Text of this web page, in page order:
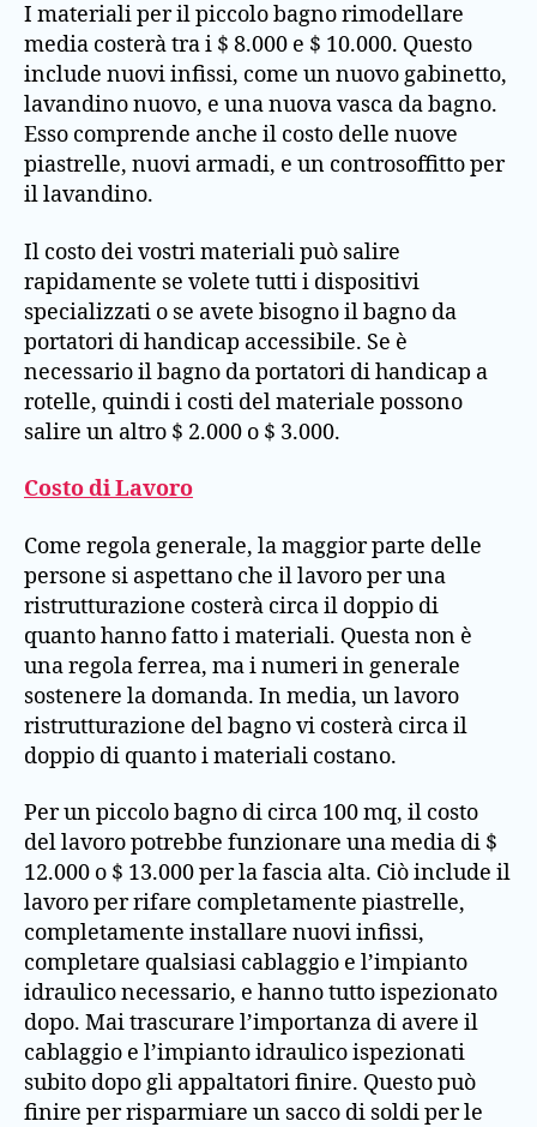
I materiali per il piccolo bagno rimodellare
media costerà tra i $ 8.000 e $ 10.000. Questo
include nuovi infissi, come un nuovo gabinetto,
lavandino nuovo, e una nuova vasca da bagno.
Esso comprende anche il costo delle nuove
piastrelle, nuovi armadi, e un controsoffitto per
il lavandino.
Il costo dei vostri materiali può salire
rapidamente se volete tutti i dispositivi
specializzati o se avete bisogno il bagno da
portatori di handicap accessibile. Se è
necessario il bagno da portatori di handicap a
rotelle, quindi i costi del materiale possono
salire un altro $ 2.000 o $ 3.000.
Costo di Lavoro
Come regola generale, la maggior parte delle
persone si aspettano che il lavoro per una
ristrutturazione costerà circa il doppio di
quanto hanno fatto i materiali. Questa non è
una regola ferrea, ma i numeri in generale
sostenere la domanda. In media, un lavoro
ristrutturazione del bagno vi costerà circa il
doppio di quanto i materiali costano.
Per un piccolo bagno di circa 100 mq, il costo
del lavoro potrebbe funzionare una media di $
12.000 o $ 13.000 per la fascia alta. Ciò include il
lavoro per rifare completamente piastrelle,
completamente installare nuovi infissi,
completare qualsiasi cablaggio e l’impianto
idraulico necessario, e hanno tutto ispezionato
dopo. Mai trascurare l’importanza di avere il
cablaggio e l’impianto idraulico ispezionati
subito dopo gli appaltatori finire. Questo può
finire per risparmiare un sacco di soldi per le